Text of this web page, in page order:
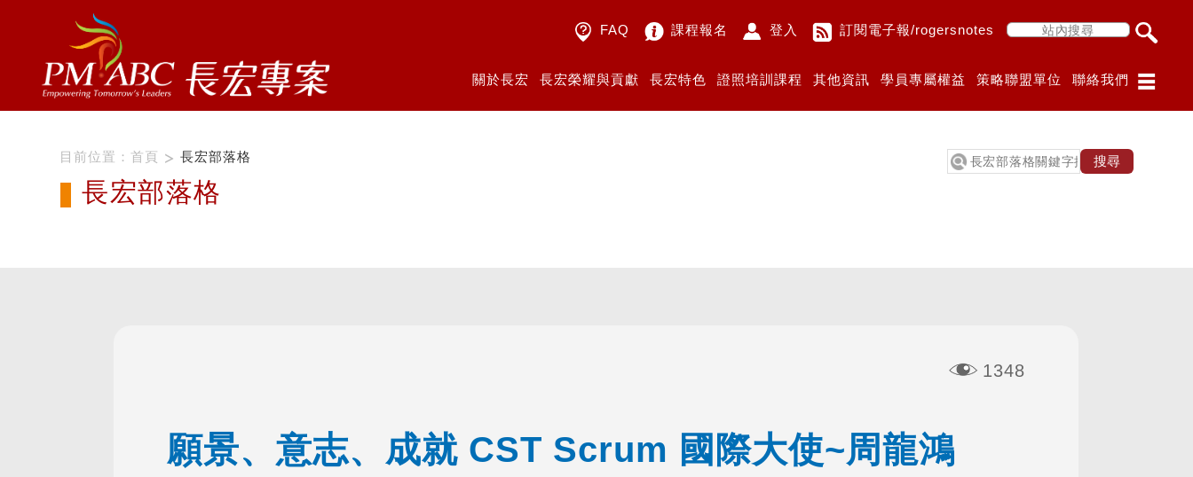
聯絡我們
策略聯盟單位
學員專屬權益
其他資訊
證照培訓課程
長宏特色
長宏榮耀與貢獻
關於長宏
訂閱電子報/rogersnotes
登入
課程報名
FAQ
目前位置：首頁 長宏部落格
長宏部落格
1348
願景、意志、成就 CST Scrum 國際大使~周龍鴻